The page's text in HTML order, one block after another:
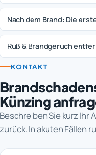
Nach dem Brand: Die
Ruß & Brandgeruch
KONTAKT
Künzing
Beschreiben Sie kurz Ihr
zurück. In akuten Fällen